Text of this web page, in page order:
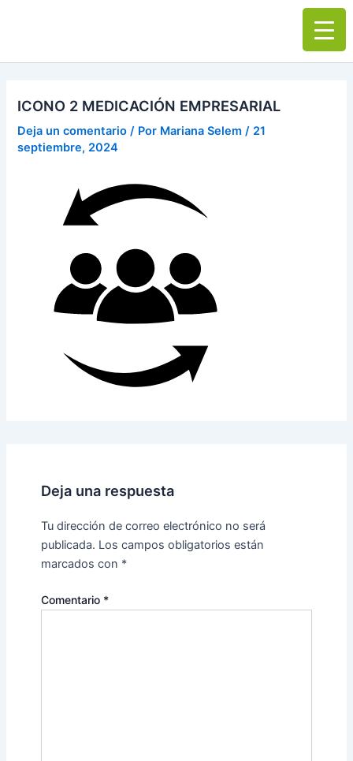
Main
ICONO 2 MEDICACIÓN EMPRESARIAL
Deja un comentario / Por Mariana Selem/ 21
septiembre, 2024
Deja una respuesta
Tu dirección de correo electrónico no será
publicada. Los campos obligatorios están
marcados con *
Comentario *